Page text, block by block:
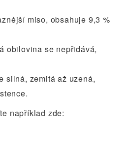
miso, obsahuje 9,3 %
obilovina se nepřidává,
silná, zemitá až uzená,
například zde: